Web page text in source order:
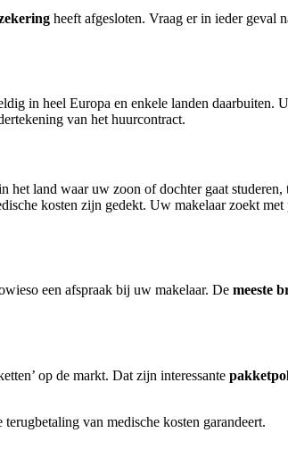
heeft afgesloten. Vraag er in ieder geval
in heel Europa en enkele landen daarbuiten.
van het huurcontract.
land waar uw zoon of dochter gaat
kosten zijn gedekt. Uw makelaar zoekt
een afspraak bij uw makelaar. De meeste
op de markt. Dat zijn interessante
van medische kosten garandeert.